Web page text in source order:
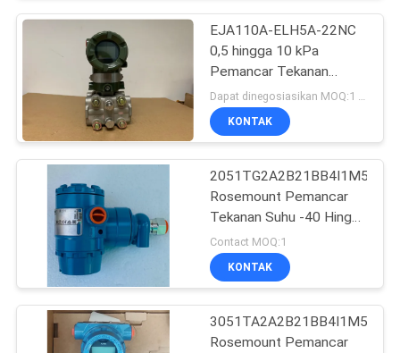
Variabel Frekuensi
Inverter
Tekanan Suhu
Transmitter
471
EJA110A-ELH5A-22NC
0,5 hingga 10 kPa
Pemancar Tekanan
Diferensial Yokogawa
EJA110A
Dapat dinegosiasikan MOQ:1 pc
KONTAK
Rosemount Pemancar
Tekanan Suhu -40 Hingga
85 °C
Contact MOQ:1
KONTAK
Rosemount Pemancar